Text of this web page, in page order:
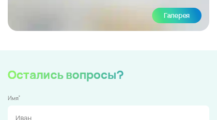
Галерея
Остались вопросы?
Имя*